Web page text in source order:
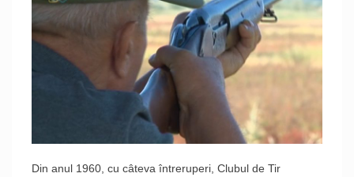
Din anul 1960, cu câteva întreruperi, Clubul de Tir